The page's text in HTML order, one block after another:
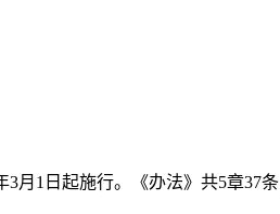
月1日起施行。《办法》共5章37